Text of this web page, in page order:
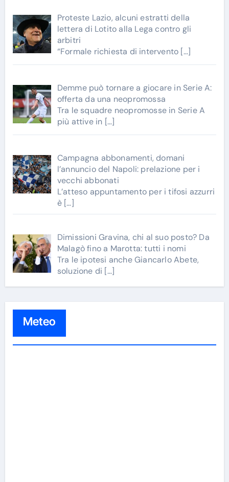
Proteste Lazio, alcuni estratti della
lettera di Lotito alla Lega contro gli
arbitri
“Formale richiesta di intervento […]
Demme può tornare a giocare in Serie A:
offerta da una neopromossa
Tra le squadre neopromosse in Serie A
più attive in […]
Campagna abbonamenti, domani
l’annuncio del Napoli: prelazione per i
vecchi abbonati
L’atteso appuntamento per i tifosi azzurri
è […]
Dimissioni Gravina, chi al suo posto? Da
Malagò fino a Marotta: tutti i nomi
Tra le ipotesi anche Giancarlo Abete,
soluzione di […]
Meteo